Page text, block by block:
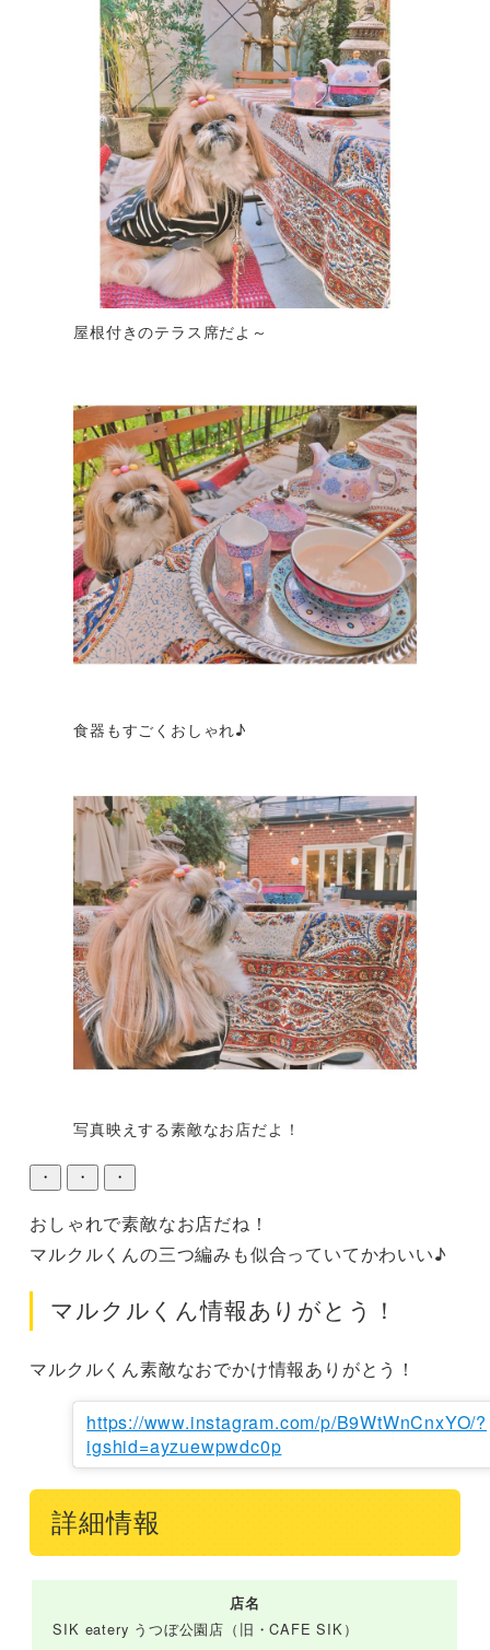
屋根付きのテラス席だよ～
食器もすごくおしゃれ♪
写真映えする素敵なお店だよ！
・ ・ ・
おしゃれで素敵なお店だね！
マルクルくんの三つ編みも似合っていてかわいい♪
マルクルくん情報ありがとう！
マルクルくん素敵なおでかけ情報ありがとう！
https://www.instagram.com/p/B9WtWnCnxYO/?
igshid=ayzuewpwdc0p
詳細情報
店名
SIK eatery うつぼ公園店（旧・CAFE SIK）